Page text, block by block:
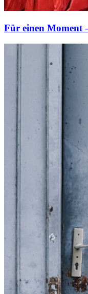
Für einen Moment